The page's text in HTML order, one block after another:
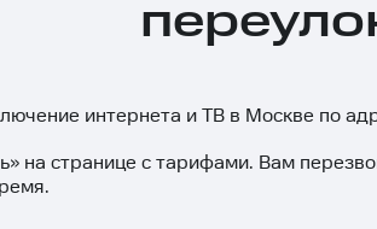
интернета и ТВ в Москве по
» на странице с тарифами. Вам